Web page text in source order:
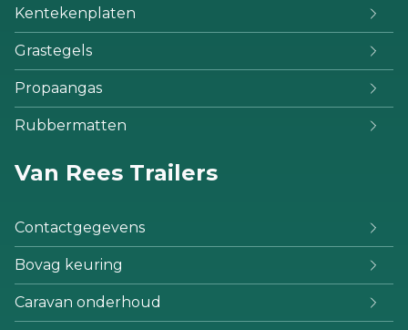
Kentekenplaten
Grastegels
Propaangas
Rubbermatten
Van Rees Trailers
Contactgegevens
Bovag keuring
Caravan onderhoud